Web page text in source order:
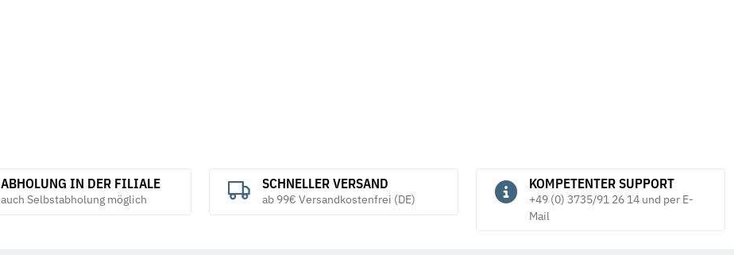
ABHOLUNG IN DER FILIALE
auch Selbstabholung möglich
SCHNELLER VERSAND
ab 99€ Versandkostenfrei (DE)
KOMPETENTER SUPPORT
+49 (0) 3735/91 26 14 und per E-
Mail